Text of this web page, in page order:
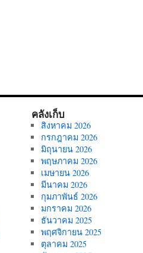
คลังเก็บ
สิงหาคม 2026
กรกฎาคม 2026
มิถุนายน 2026
พฤษภาคม 2026
เมษายน 2026
มีนาคม 2026
กุมภาพันธ์ 2026
มกราคม 2026
ธันวาคม 2025
พฤศจิกายน 2025
ตุลาคม 2025